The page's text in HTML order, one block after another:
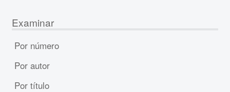
Examinar
Por número
Por autor
Por título